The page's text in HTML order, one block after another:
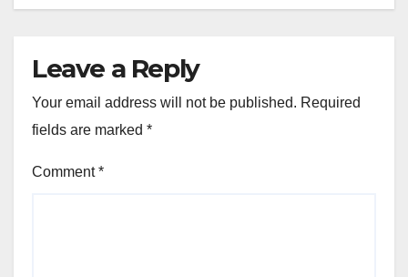
Leave a Reply
Your email address will not be published. Required
fields are marked *
Comment*